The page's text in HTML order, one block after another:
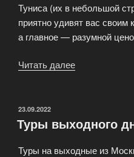
Туниса (их в небольшой
приятно удивят вас
а главное — разумной
Читать далее
ОПУБЛИКОВАНО
23.09.2022
Туры выходного
Туры на выходные из